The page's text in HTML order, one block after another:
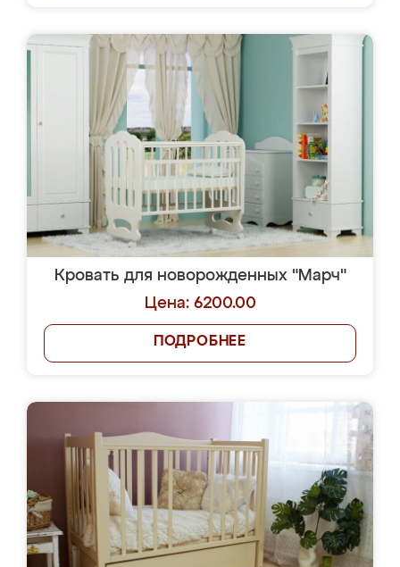
Кровать для новорожденных "Марч"
Цена: 6200.00
ПОДРОБНЕЕ